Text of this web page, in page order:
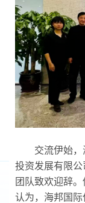
交流伊始，海
投资发展有限
团队致欢迎辞
认为，海邦国际